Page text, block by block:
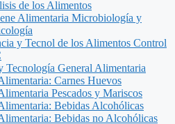
de los Alimentos
Alimentaria Microbiología y
y Tecnol de los Alimentos Control
Tecnología General Alimentaria
Carnes Huevos
Pescados y Mariscos
Bebidas Alcohólicas
Bebidas no Alcohólicas